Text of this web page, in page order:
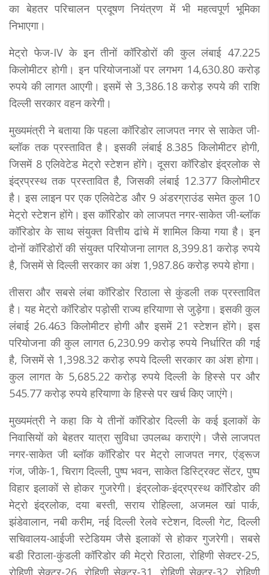
का बेहतर परिचालन प्रदूषण नियंत्रण में भी महत्वपूर्ण भूमिका
निभाएगा।
मेट्रो फेज-IV के इन तीनों कॉरिडोरों की कुल लंबाई 47.225
किलोमीटर होगी। इन परियोजनाओं पर लगभग 14,630.80 करोड़
रुपये की लागत आएगी। इसमें से 3,386.18 करोड़ रुपये की राशि
दिल्ली सरकार वहन करेगी।
मुख्यमंत्री ने बताया कि पहला कॉरिडोर लाजपत नगर से साकेत जी-
ब्लॉक तक प्रस्तावित है। इसकी लंबाई 8.385 किलोमीटर होगी,
जिसमें 8 एलिवेटेड मेट्रो स्टेशन होंगे। दूसरा कॉरिडोर इंद्रलोक से
इंद्रप्रस्थ तक प्रस्तावित है, जिसकी लंबाई 12.377 किलोमीटर
है। इस लाइन पर एक एलिवेटेड और 9 अंडरग्राउंड समेत कुल 10
मेट्रो स्टेशन होंगे। इस कॉरिडोर को लाजपत नगर-साकेत जी-ब्लॉक
कॉरिडोर के साथ संयुक्त वित्तीय ढांचे में शामिल किया गया है। इन
दोनों कॉरिडोरों की संयुक्त परियोजना लागत 8,399.81 करोड़ रुपये
है, जिसमें से दिल्ली सरकार का अंश 1,987.86 करोड़ रुपये होगा।
तीसरा और सबसे लंबा कॉरिडोर रिठाला से कुंडली तक प्रस्तावित
है। यह मेट्रो कॉरिडोर पड़ोसी राज्य हरियाणा से जुड़ेगा। इसकी कुल
लंबाई 26.463 किलोमीटर होगी और इसमें 21 स्टेशन होंगे। इस
परियोजना की कुल लागत 6,230.99 करोड़ रुपये निर्धारित की गई
है, जिसमें से 1,398.32 करोड़ रुपये दिल्ली सरकार का अंश होगा।
कुल लागत के 5,685.22 करोड़ रुपये दिल्ली के हिस्से पर और
545.77 करोड़ रुपये हरियाणा के हिस्से पर खर्च किए जाएंगे।
मुख्यमंत्री ने कहा कि ये तीनों कॉरिडोर दिल्ली के कई इलाकों के
निवासियों को बेहतर यात्रा सुविधा उपलब्ध कराएंगे। जैसे लाजपत
नगर-साकेत जी ब्लॉक कॉरिडोर पर मेट्रो लाजपत नगर, एंड्रूज
गंज, जीके-1, चिराग दिल्ली, पुष्प भवन, साकेत डिस्ट्रिक्ट सेंटर, पुष्प
विहार इलाकों से होकर गुजरेगी। इंद्रलोक-इंद्रप्रस्थ कॉरिडोर की
मेट्रो इंद्रलोक, दया बस्ती, सराय रोहिल्ला, अजमल खां पार्क,
झंडेवालान, नबी करीम, नई दिल्ली रेलवे स्टेशन, दिल्ली गेट, दिल्ली
सचिवालय-आईजी स्टेडियम जैसे इलाकों से होकर गुजरेगी। सबसे
बडी रिठाला-कुंडली कॉरिडोर की मेट्रो रिठाला, रोहिणी सेक्टर-25,
रोहिणी सेक्टर-26, रोहिणी सेक्टर-31, रोहिणी सेक्टर-32, रोहिणी